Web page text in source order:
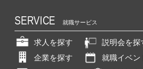
SERVICE 就職サービス
求人を探す
説明会を探
企業を探す
就職イベン